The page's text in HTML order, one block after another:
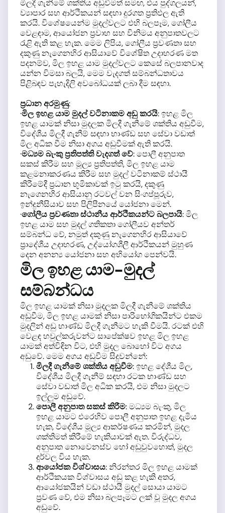
මිලදී ගැනීමේ ශක්තිය අඩුවීමත් සමඟ, එය පුද්ගලයන්,
ව්‍යාපාර සහ ආර්ථිකයන් සඳහා දුරගත ප්‍රතිඵල ඇති
කරයි. විශේෂයෙන්ම මුදල්වලට එහි බලපෑම, ගෝලීය
වෙළඳාම, ආයෝජන ප්‍රවාහ සහ විනිමය අනුපාතවලට
රැළි ඇති කළ හැක. මෙම ලිපිය, ගෝලීය ප්‍රවණතා සහ
දකුණු නැගෙනහිර ආසියාවේ විශේෂිත උදාහරණ මත
පදනම්ව, මිල ඉහළ යාම මුදල්වලට කෙසේ බලපානවාද
යන්න විමසා බලයි, මෙම වැදගත් සම්බන්ධතාවය
පිළිබඳව පැහැදිලි අවබෝධයක් ලබා දීම සඳහා.
ප්‍රධාන අරමුණු:
·මිල ඉහළ යාම මුදල් වටිනාකම අඩු කරයි: ඉහළ මිල
ඉහළ යාමක් නිසා මුදලක මිලදී ගැනීමේ ශක්තිය අඩුවීම,
විදේශීය මිලදී ගැනීම් සඳහා භාණ්ඩ සහ සේවා වඩාත්
මිල අධික වීම නිසා අගය අඩුවීමක් ඇති කරයි.
·මධ්‍යම බැංකු ප්‍රතිපත්ති වැදගත් වේ: පොලී අනුපාත
සකස් කිරීම සහ මූල්‍ය ප්‍රතිපත්ති, මිල ඉහළ යාම
කළමනාකරණය කිරීම සහ මුදල් වටිනාකම් ස්ථායී
කිරීමේදී ප්‍රධාන භූමිකාවක් ඉටු කරයි, දකුණු
නැගෙනහිර ආසියානු රටවල් වන සිංගප්පූරුව,
ඉන්දුනීසියාව සහ පිලිපීනයේ යෝජනා මෙන්.
·ගෝලීය ප්‍රවණතා ස්ථානීය ආර්ථිකයන්ට බලපායි: මිල
ඉහළ යාම සහ මුදල් ගතිකතා ගෝලීයව අන්තර්
සම්බන්ධ වේ, නමුත් දකුණු නැගෙනහිර ආසියාවේ
ප්‍රාදේශීය උදාහරණ, උද්යෝගශීලී ආර්ථිකයන් මුහුණ
දෙන අනන්‍ය යෝජනා සහ අභියෝග පෙන්වයි.
මිල ඉහළ යාම-මුදල්
සම්බන්ධය
මිල ඉහළ යාමක් නිසා මුදලක මිලදී ගැනීමේ ශක්තිය
අඩුවීම, මිල ඉහළ යාමක් නිසා පාරිභෝගිකයින්ට එකම
මුදලින් අඩු භාණ්ඩ මිලදී ගැනීමට හැකි වීමයි. රටක් එහි
වෙළඳ හවුල්කරුවන්ට සාපේක්ෂව ඉහළ මිල ඉහළ
යාමක් අත්විඳින විට, එහි මුදල බොහෝ විට අගය
අඩුවේ. මෙම අගය අඩුවීම සිදුවන්නේ:
මිලදී ගැනීමේ ශක්තිය අඩුවීම: ඉහළ දේශීය මිල,
විදේශීය මිලදී ගැනීම් සඳහා රටක භාණ්ඩ සහ
සේවා වඩාත් මිල අධික කරයි, එම නිසා මුදලට
ඉල්ලුම අඩුවේ.
පොලී අනුපාත සකස් කිරීම: මධ්‍යම බැංකු, මිල
ඉහළ යාමට එරෙහිව පොලී අනුපාත ඉහළ දැමිය
හැක, විදේශීය මූල්‍ය ආකර්ෂණය කරමින්, මුදල
ශක්තිමත් කිරීමේ හැකියාවක් ඇත. විරුද්ධව,
අනුපාත නොවෙනස්ව හෝ අඩුවුවහොත්, මුදල
දුර්වල විය හැක.
ආයෝජක විශ්වාසය: නිරන්තර මිල ඉහළ යාමක්
ආර්ථිකයක විශ්වාසය අඩු කළ හැකි අතර,
ආයෝජකයින් වඩා ස්ථායී මුදල් සොයා යාමට
ප්‍රවණ වේ, එම නිසා බලපෑමට ලක් වූ මුදල අගය
අඩුවේ.